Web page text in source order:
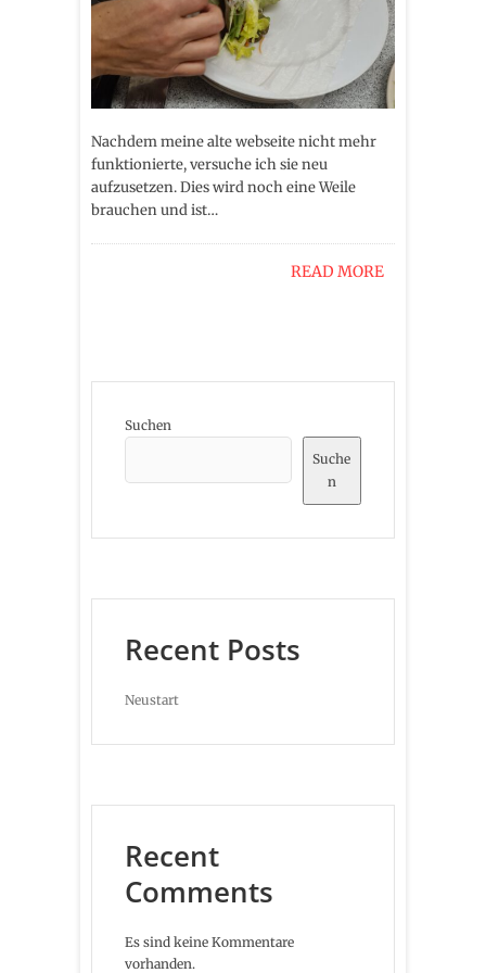
Nachdem meine alte webseite nicht mehr
funktionierte, versuche ich sie neu
aufzusetzen. Dies wird noch eine Weile
brauchen und ist…
READ MORE
Suchen
Suche
n
Recent Posts
Neustart
Recent
Comments
Es sind keine Kommentare
vorhanden.